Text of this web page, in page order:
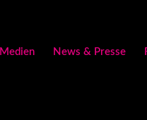
Medien News & Presse